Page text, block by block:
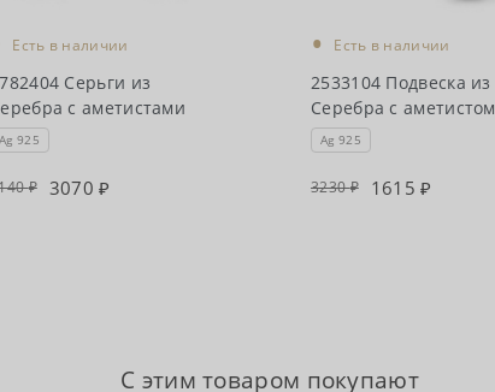
Есть в наличии
Серьги из
с аметистами
Ag 925
3070
• Есть в наличии
2533104 Подвеска из
Серебра с аметистом
Ag 925
3230 1615
С этим товаром покупают